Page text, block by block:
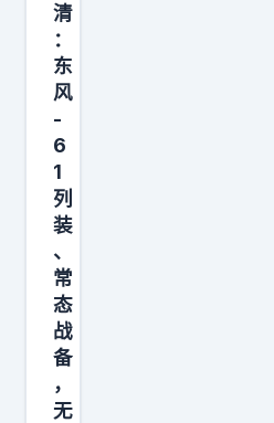
清
：
东
风
-
6
1
列
装
、
常
态
战
备
，
无